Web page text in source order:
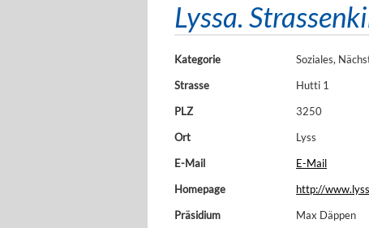
Lyssa.
Kategorie
Soziales,
Strasse
Hutti 1
PLZ
3250
Ort
Lyss
E-Mail
E-Mail
Homepage
http://
Präsidium
Max Däppen